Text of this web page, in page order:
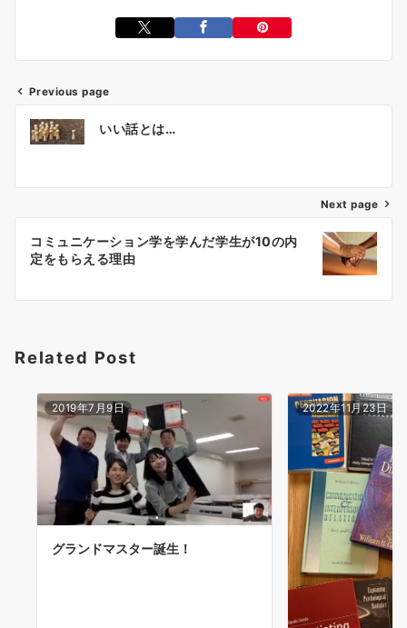
ビ
ン
Previous page
いい話とは…
Next page
コミュニケーション学を学んだ学生が10の内
定をもらえる理由
Related Post
2019年7月9日
グランドマスター誕生！
2022年11月23日